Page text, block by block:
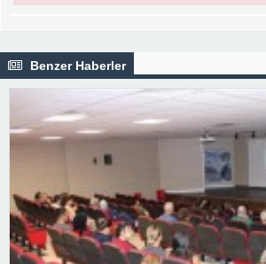
Benzer Haberler